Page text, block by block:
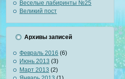
Веселые лабиринты №25
Великий пост
Архивы записей
Февраль 2016 (6)
Июнь 2013 (3)
Март 2013 (2)